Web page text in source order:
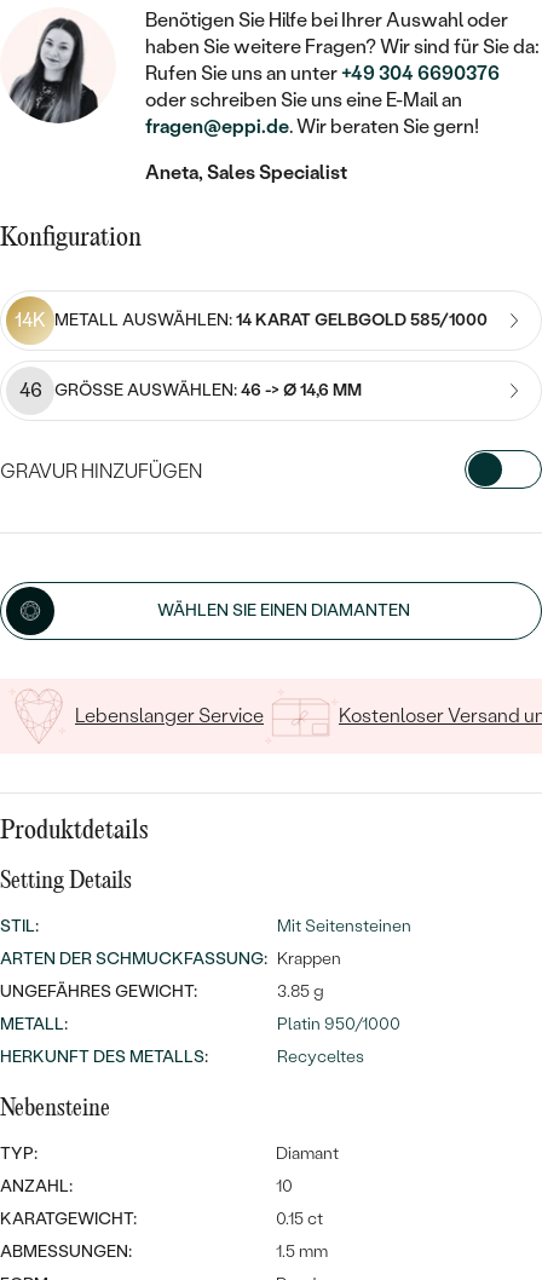
IM SET
NACH PREIS
GÜNSTIG
LUXURIÖSE
Meistverkaufte
LAB GROWN DIAMANTEN ZUM
EINFASSEN
FARBIGE DIAMANTEN ZUM EINFASSEN
NACH EDELSTEIN
MIT DIAMANT
MIT LAB GROWN DIAMANT
MIT MOISSANIT
MIT FARBIGEN DIAMANTEN
MIT SCHWARZEN DIAMANTEN
MIT SALT AND PEPPER DIAMANTEN
MIT EDELSTEIN
GOLD
SILBER
SCHMUCK FÜR KINDER
BROSCHEN
SCHMUCKZUBEHÖR
SILBER
PLATIN
NACH STEIN
SCHMUCK MIT LAB GROWN
PERLENSCHMUCK
NACH STYL
MINIMALISTISCH
NACH ANLASS
MASSGEFERTIGTER
DIAMANTEN
PIERCINGS
MIT DIAMANT
MIT EDELSTEIN
PERLENOHRRINGE
NACH PREIS
Meistverkaufte
Ohrrinnge
ANSEHEN
MEDAILLON
KETTEN
HERZKETTEN
MIT DIAMANT
MIT EDELSTEIN
LUXURIÖSE
Personalisierte
SIEGELRINGE
PERSONALISIERT
NACH EDELSTEIN
MIT DIAMANT
MIT EDELSTEIN
PERLENRINGE
NACH PREIS
PREISWERTE
LUXURIÖSE
Meistverkaufte
Benötigen Sie Hilfe bei Ihrer Auswahl oder
haben Sie weitere Fragen? Wir sind für Sie da:
Rufen Sie uns an unter+49 304 6690376
oder schreiben Sie uns eine E-Mail an
fragen@eppi.de. Wir beraten Sie gern!
Aneta, Sales Specialist
Konfiguration
14K METALL AUSWÄHLEN:14 KARAT GELBGOLD 585/1000
46 GRÖSSE AUSWÄHLEN:46 -> Ø 14,6 MM
GRAVUR HINZUFÜGEN
Geben Sie Initialen/Text ein
15/ 15 ZEICHEN
WÄHLEN SIE EINEN DIAMANTEN
Lebenslanger Service Kostenloser Versand
Produktdetails
Setting Details
STIL:
Mit Seitensteinen
ARTEN DER SCHMUCKFASSUNG: Krappen
UNGEFÄHRES GEWICHT:
3.85 g
METALL:
Platin 950/1000
HERKUNFT DES METALLS: Recyceltes
Nebensteine
TYP:
Diamant
ANZAHL:
10
KARATGEWICHT:
0.15 ct
ABMESSUNGEN:
1.5 mm